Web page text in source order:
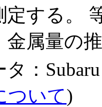
定する。
金属量の
：
ついて)